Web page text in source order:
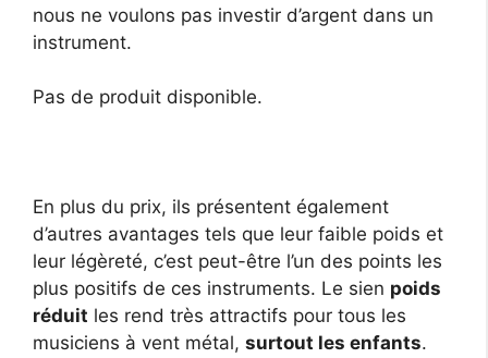
nous ne voulons pas investir d’argent dans un
instrument.
Pas de produit disponible.
En plus du prix, ils présentent également
d’autres avantages tels que leur faible poids et
leur légèreté, c’est peut-être l’un des points les
plus positifs de ces instruments. Le sien poids
réduit les rend très attractifs pour tous les
musiciens à vent métal, surtout les enfants.